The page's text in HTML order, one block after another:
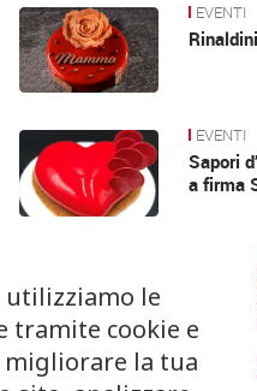
EVENTI
EVENTI
Sapori
a firma
le
tramite cookie e
la tua